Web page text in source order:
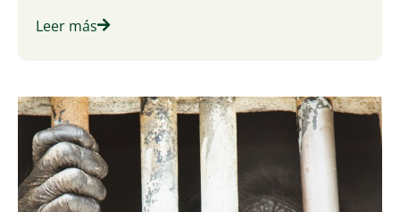
Leer más